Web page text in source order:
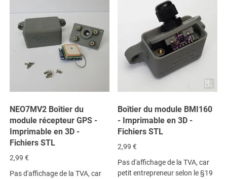
NEO7MV2 Boîtier du
module récepteur GPS -
Imprimable en 3D -
Fichiers STL
2,99€
Pas d'affichage de la TVA, car
Boîtier du module BMI160
- Imprimable en 3D -
Fichiers STL
2,99€
Pas d'affichage de la TVA, car
petit entrepreneur selon le §19